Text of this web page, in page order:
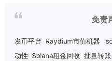
免责
发币平台 Raydium市值机器
动性 Solana租金回收 批量转账